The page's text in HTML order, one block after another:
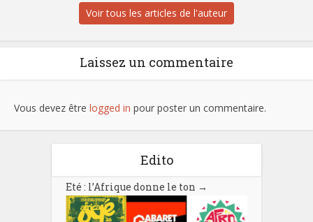
Voir tous les articles de l'auteur
Laissez un commentaire
Vous devez être logged in pour poster un commentaire.
Edito
Eté : l’Afrique donne le ton →